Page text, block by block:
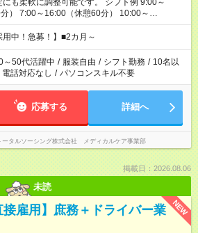
軟に調整可能です。 シフト例 9:00～
） 7:00～16:00（休憩60分） 10:00～
のお仕事で希
と、もう1つのお仕事の勤務時間の合計が 週40
用中！急募！】■2カ月～
～50代活躍中 / 服装自由 / シフト勤務 / 10名以
電話対応なし / パソコンスキル不要
応募する 詳細へ
ータルソーシング株式会社 メディカルケア事業部
掲載日：2026.08.06
未読
NEW
雇用】庶務＋ドライバー業